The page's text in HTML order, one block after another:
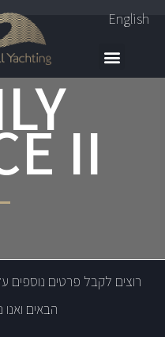
English
II
רוצים לקבל פרטים נוספים
הבאים